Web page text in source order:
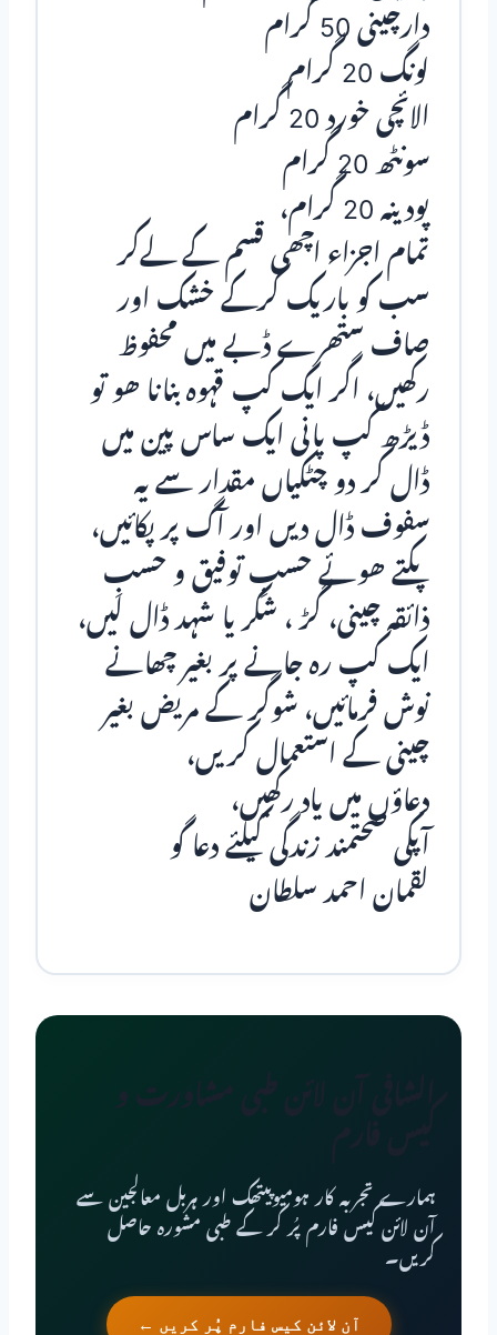
دارچینی 50 گرام
لونگ 20 گرام
الائچی خورد 20 گرام
سونٹھ 20 گرام
پودینہ 20 گرام،
تمام اجزاء اچھی قسم کے لےکر
سب کو باریک کرکے خشک اور
صاف ستھرے ڈبـے میں محفوظ
رکھیں، اگر ایک کپ قہوہ بنانا ھو تو
ڈیڑھ کپ پانی ایک ساس پین میں
ڈال کر دو چٹکیاں مقدار سے یہ
سفوف ڈال دیں اور آگ پر پکائیں،
پکـتے ھوئے حسبِ توفیق و حسبِ
ذائقہ چینی، گـڑ ، شکر یا شہد ڈال لیں،
ایک کپ رہ جانے پر بغیر چھانے
نوش فرمائیں، شوگر کے مریض بغیر
چینی کے استعمال کریں،
دعاؤں میں یاد رکھیں،
آپکی صحتمند زندگی کیلئے دعا گو
لقمان احمد سلطان
ہمارے تجربہ کار ہومیوپیتھک اور ہربل معالجین سے
آن لائن کیس فارم پُر کر کے طبی مشورہ حاصل
کریں۔
آن لائن کیس فارم پُر کریں ←